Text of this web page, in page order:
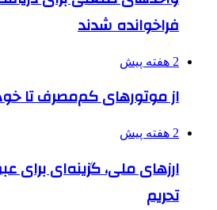
فراخوانده شدند
2 هفته پیش
از موتورهای کم‌مصرف تا
2 هفته پیش
ارزهای ملی، گزینه‌ای برای
تحریم